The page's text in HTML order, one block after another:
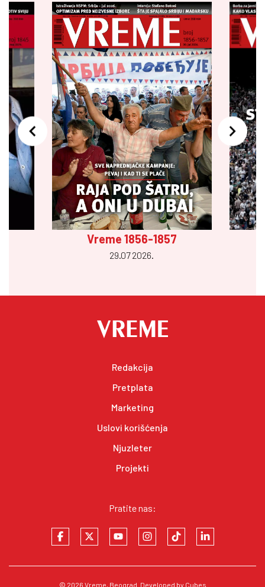
Vreme 1856-1857
29.07 2026.
Redakcija
Pretplata
Marketing
Uslovi korišćenja
Njuzleter
Projekti
Pratite nas:
© 2026 Vreme, Beograd. Developed by Cubes